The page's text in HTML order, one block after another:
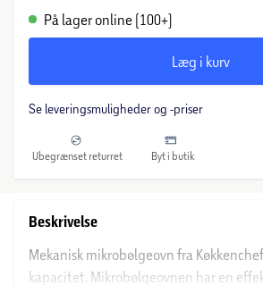
På lager online (100+)
Læg i kurv
Se leveringsmuligheder og -priser
Ubegrænset returret Byt i butik
Beskrivelse
Mekanisk mikrobølgeovn fra
kapacitet. Mikrobølgeovnen har en